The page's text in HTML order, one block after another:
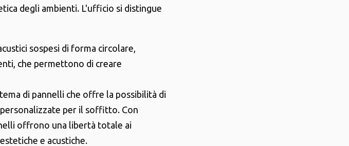
degli ambienti. L'ufficio si distingue
sospesi di forma circolare,
che permettono di creare
di pannelli che offre la possibilità di
per il soffitto. Con
offrono una libertà totale ai
e acustiche.